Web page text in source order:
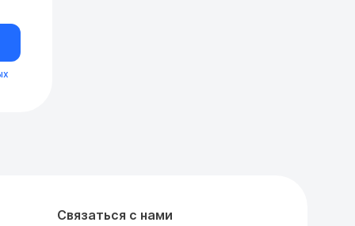
Связаться с нами